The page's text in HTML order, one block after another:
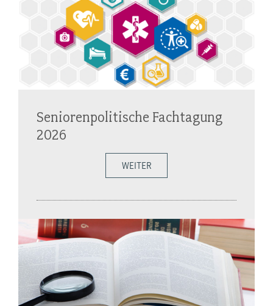
Seniorenpolitische Fachtagung
2026
WEITER